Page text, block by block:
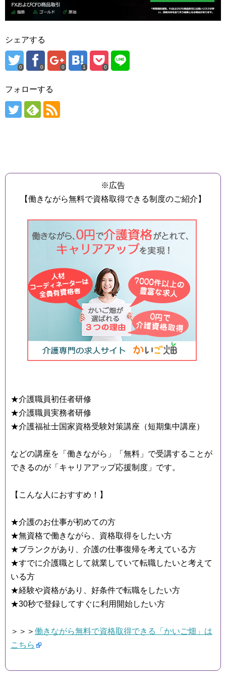
シェアする
0 0 0 1 0
フォローする
※広告
【働きながら無料で資格取得できる制度のご紹介】
★介護職員初任者研修
★介護職員実務者研修
★介護福祉士国家資格受験対策講座（短期集中講座）
などの講座を「働きながら」「無料」で受講することが
できるのが「キャリアアップ応援制度」です。
【こんな人におすすめ！】
★介護のお仕事が初めての方
★無資格で働きながら、資格取得をしたい方
★ブランクがあり、介護の仕事復帰を考えている方
★すでに介護職として就業していて転職したいと考えて
いる方
★経験や資格があり、好条件で転職をしたい方
★30秒で登録してすぐに利用開始したい方
＞＞＞ 働きながら無料で資格取得できる「かいご畑」は
こちら